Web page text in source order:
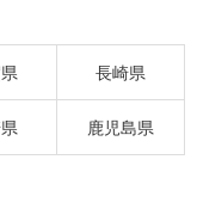
長崎県
鹿児島県